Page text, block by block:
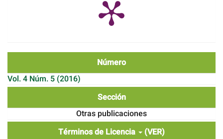
Número
Vol. 4 Núm. 5 (2016)
Sección
Otras publicaciones
Términos de Licencia
(VER)